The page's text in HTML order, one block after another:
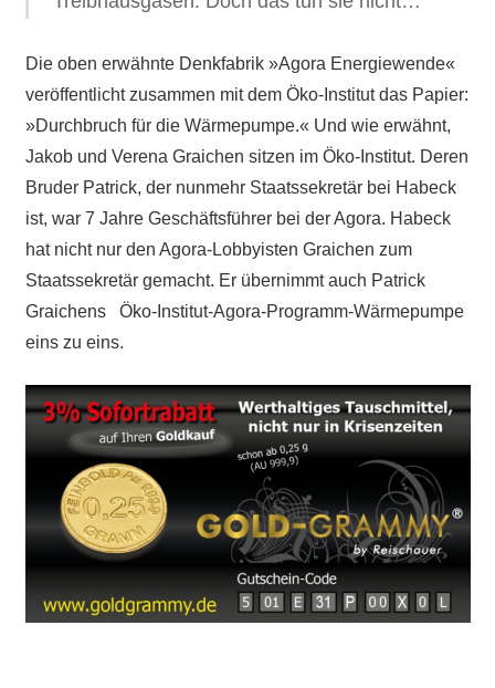
Die oben erwähnte Denkfabrik »Agora Energiewende«
veröffentlicht zusammen mit dem Öko-Institut das Papier:
»Durchbruch für die Wärmepumpe.« Und wie erwähnt,
Jakob und Verena Graichen sitzen im Öko-Institut. Deren
Bruder Patrick, der nunmehr Staatssekretär bei Habeck
ist, war 7 Jahre Geschäftsführer bei der Agora. Habeck
hat nicht nur den Agora-Lobbyisten Graichen zum
Staatssekretär gemacht. Er übernimmt auch Patrick
Graichens Öko-Institut-Agora-Programm-Wärmepumpe
eins zu eins.